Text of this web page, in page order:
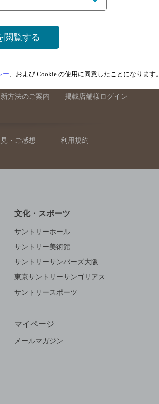
山口県のバー検索
方法のご案内 掲載店舗様ログイン
・ご感想 利用規約
文化・スポーツ
サントリーホール
サントリー美術館
サントリーサンバーズ大阪
東京サントリーサンゴリアス
サントリースポーツ
マイページ
メールマガジン
閲覧する
ー、および Cookie の使用に同意したことになります。